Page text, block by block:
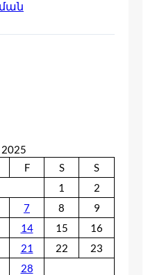
2025
F S
S
1
2
7 8
9
14 15
16
21 22
23
28